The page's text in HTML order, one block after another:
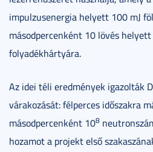
impulzusenergia helyett 100 mJ
másodpercenként 10 lövés
folyadékhártyára.
Az idei téli eredmények igazolták
várakozását: félperces időszakra
másodpercenként 108
hozamot a projekt első